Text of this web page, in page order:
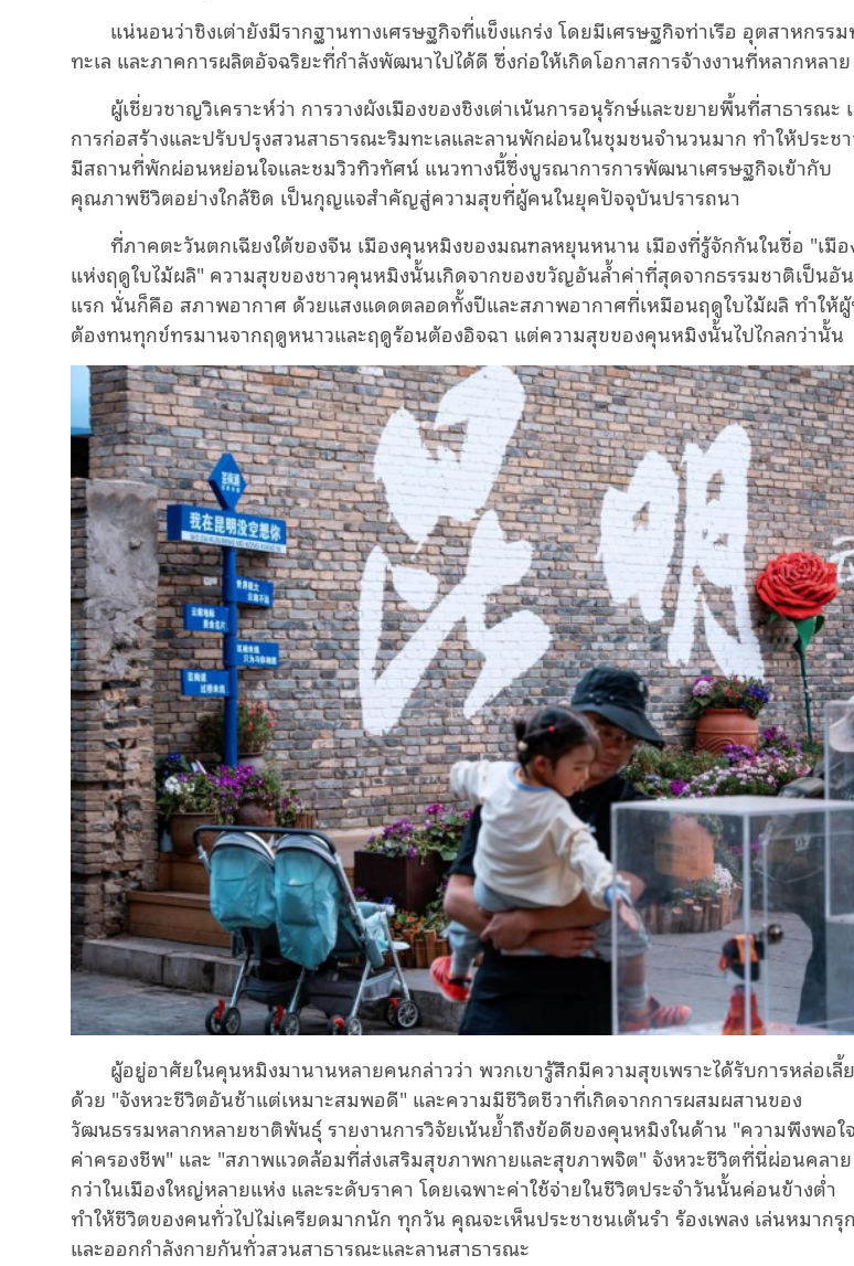
แน่นอนว่าชิงเต่ายังมีรากฐานทางเศรษฐกิจที่แข็งแกร่ง โดยมีเศรษฐกิจท่าเรือ อุตสาหกรรม
ทะเล และภาคการผลิตอัจฉริยะที่กำลังพัฒนาไปได้ดี ซึ่งก่อให้เกิดโอกาสการจ้างงานที่หลากหลาย
ผู้เชี่ยวชาญวิเคราะห์ว่า การวางผังเมืองของชิงเต่าเน้นการอนุรักษ์และขยายพื้นที่สาธารณะ
การก่อสร้างและปรับปรุงสวนสาธารณะริมทะเลและลานพักผ่อนในชุมชนจำนวนมาก ทำให้ประช
มีสถานที่พักผ่อนหย่อนใจและชมวิวทิวทัศน์ แนวทางนี้ซึ่งบูรณาการการพัฒนาเศรษฐกิจเข้ากับ
คุณภาพชีวิตอย่างใกล้ชิด เป็นกุญแจสำคัญสู่ความสุขที่ผู้คนในยุคปัจจุบันปรารถนา
ที่ภาคตะวันตกเฉียงใต้ของจีน เมืองคุนหมิงของมณฑลหยุนหนาน เมืองที่รู้จักกันในชื่อ "เมือ
แห่งฤดูใบไม้ผลิ" ความสุขของชาวคุนหมิงนั้นเกิดจากของขวัญอันล้ำค่าที่สุดจากธรรมชาติเป็นอั
แรก นั่นก็คือ สภาพอากาศ ด้วยแสงแดดตลอดทั้งปีและสภาพอากาศที่เหมือนฤดูใบไม้ผลิ ทำให้
ต้องทนทุกข์ทรมานจากฤดูหนาวและฤดูร้อนต้องอิจฉา แต่ความสุขของคุนหมิงนั้นไปไกลกว่านั้น
ผู้อยู่อาศัยในคุนหมิงมานานหลายคนกล่าวว่า พวกเขารู้สึกมีความสุขเพราะได้รับการหล่อเลี้
ด้วย "จังหวะชีวิตอันช้าแต่เหมาะสมพอดี" และความมีชีวิตชีวาที่เกิดจากการผสมผสานของ
วัฒนธรรมหลากหลายชาติพันธุ์ รายงานการวิจัยเน้นย้ำถึงข้อดีของคุนหมิงในด้าน "ความพึงพอใ
ค่าครองชีพ" และ "สภาพแวดล้อมที่ส่งเสริมสุขภาพกายและสุขภาพจิต" จังหวะชีวิตที่นี่ผ่อนคลาย
กว่าในเมืองใหญ่หลายแห่ง และระดับราคา โดยเฉพาะค่าใช้จ่ายในชีวิตประจำวันนั้นค่อนข้างต่ำ
ทำให้ชีวิตของคนทั่วไปไม่เครียดมากนัก ทุกวัน คุณจะเห็นประชาชนเต้นรำ ร้องเพลง เล่นหมากรุก
และออกกำลังกายกันทั่วสวนสาธารณะและลานสาธารณะ